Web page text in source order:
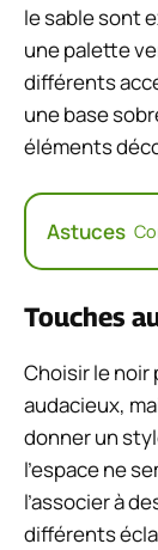
le sable sont
une palette
différents
une base
éléments
Astuces
Touches
Choisir le
audacieux,
donner un
l’espace ne
l’associer à
différents